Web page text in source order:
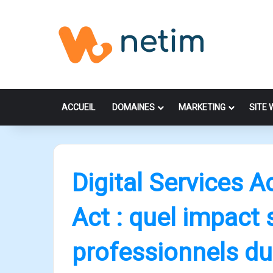
ACCUEIL DOMAINES MARKETING SITE
Digital Services
Act : quel impact
professionnels